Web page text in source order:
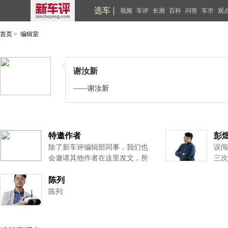
选车 视频 车评 长测 百科 问答 车市 观
首页 > 编辑室
谢汝新
——谢汝新
特邀作者
除了新车评编辑部同事，我们也
会邀请其他作者在这里发文，所
喜。
彭
误
三
陈列
陈列